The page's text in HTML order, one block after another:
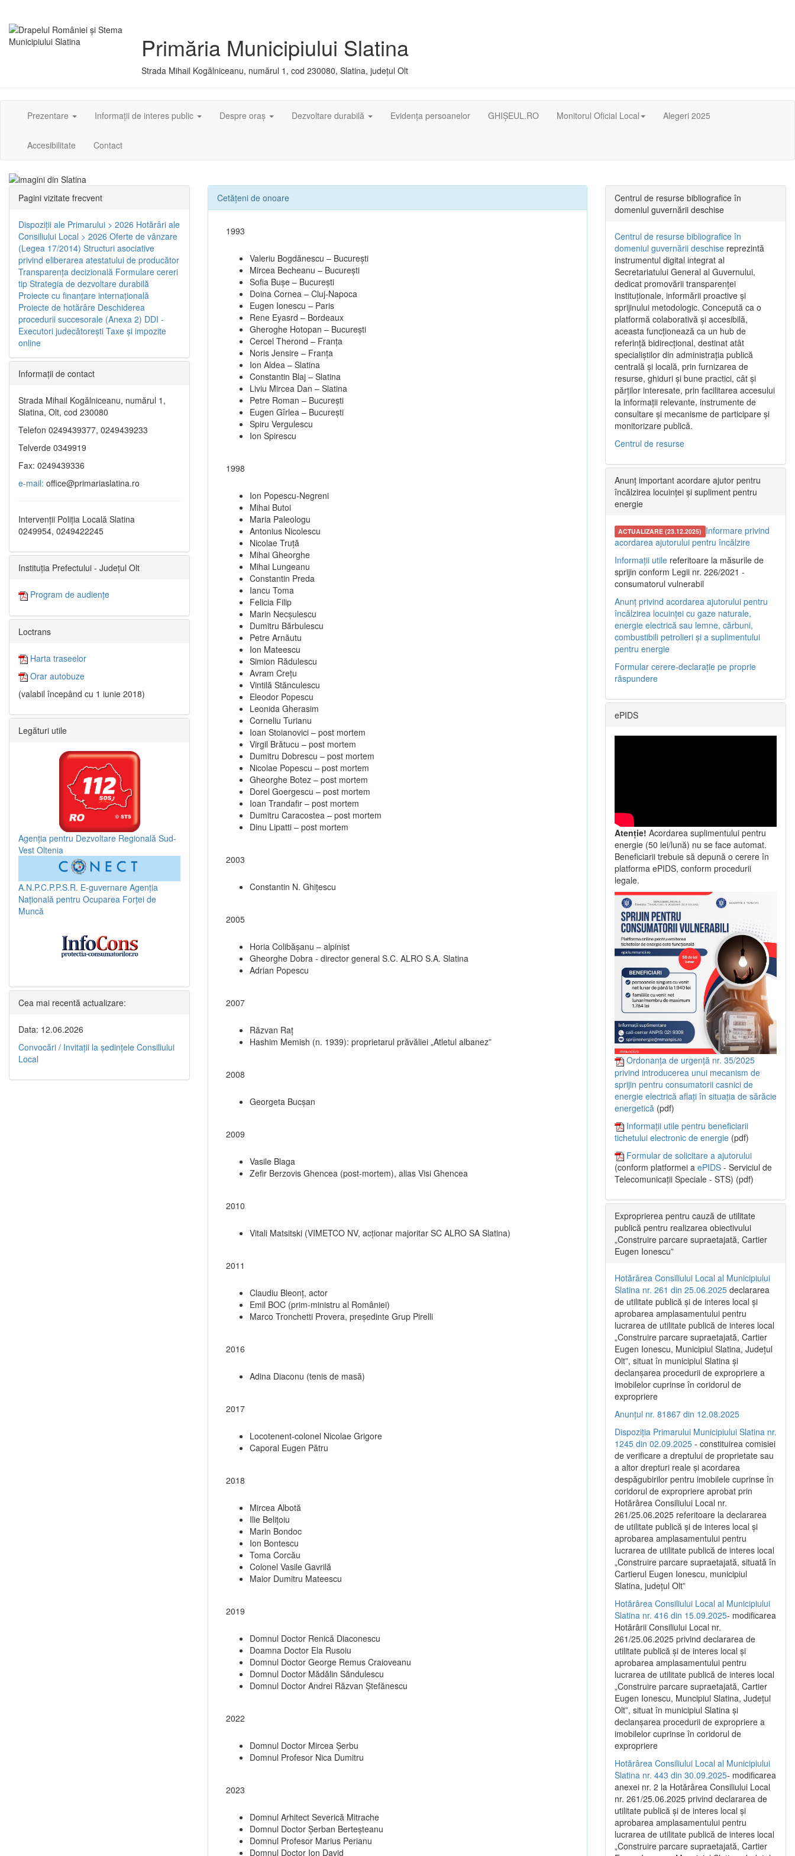
Primăria Municipiului Slatina
Strada Mihail Kogălniceanu, numărul 1, cod 230080, Slatina, județul Olt
Prezentare Informații de interes public Despre oraș Dezvoltare durabilă Evidența persoanelor GHIȘEUL.RO Monitorul Oficial Local Alegeri 2025
Accesibilitate Contact
Cetățeni de onoare
1993
Valeriu Bogdănescu – Bucureşti
Mircea Becheanu – Bucureşti
Sofia Buşe – Bucureşti
Doina Cornea – Cluj-Napoca
Eugen Ionescu – Paris
Rene Eyasrd – Bordeaux
Gheroghe Hotopan – Bucureşti
Cercel Therond – Franţa
Noris Jensire – Franţa
Ion Aldea – Slatina
Constantin Blaj – Slatina
Liviu Mircea Dan – Slatina
Petre Roman – Bucureşti
Eugen Gîrlea – Bucureşti
Spiru Vergulescu
Ion Spirescu
1998
Ion Popescu-Negreni
Mihai Butoi
Maria Paleologu
Antonius Nicolescu
Nicolae Truţă
Mihai Gheorghe
Mihai Lungeanu
Constantin Preda
Iancu Toma
Felicia Filip
Marin Necşulescu
Dumitru Bărbulescu
Petre Arnăutu
Ion Mateescu
Simion Rădulescu
Avram Creţu
Vintilă Stănculescu
Eleodor Popescu
Leonida Gherasim
Corneliu Turianu
Ioan Stoianovici – post mortem
Virgil Brătucu – post mortem
Dumitru Dobrescu – post mortem
Nicolae Popescu – post mortem
Gheorghe Botez – post mortem
Dorel Goergescu – post mortem
Ioan Trandafir – post mortem
Dumitru Caracostea – post mortem
Dinu Lipatti – post mortem
2003
Constantin N. Ghiţescu
2005
Horia Colibășanu – alpinist
Gheorghe Dobra - director general S.C. ALRO S.A. Slatina
Adrian Popescu
2007
Răzvan Raț
Hashim Memish (n. 1939): proprietarul prăvăliei „Atletul albanez”
2008
Georgeta Bucșan
2009
Vasile Blaga
Zefir Berzovis Ghencea (post-mortem), alias Visi Ghencea
2010
Vitali Matsitski (VIMETCO NV, acționar majoritar SC ALRO SA Slatina)
2011
Claudiu Bleonț, actor
Emil BOC (prim-ministru al României)
Marco Tronchetti Provera, președinte Grup Pirelli
2016
Adina Diaconu (tenis de masă)
2017
Locotenent-colonel Nicolae Grigore
Caporal Eugen Pătru
2018
Mircea Albotă
Ilie Belițoiu
Marin Bondoc
Ion Bontescu
Toma Corcău
Colonel Vasile Gavrilă
Maior Dumitru Mateescu
2019
Domnul Doctor Renică Diaconescu
Doamna Doctor Ela Rusoiu
Domnul Doctor George Remus Craioveanu
Domnul Doctor Mădălin Săndulescu
Domnul Doctor Andrei Răzvan Ștefănescu
2022
Domnul Doctor Mircea Șerbu
Domnul Profesor Nica Dumitru
2023
Domnul Arhitect Severică Mitrache
Domnul Doctor Șerban Berteșteanu
Domnul Profesor Marius Perianu
Domnul Doctor Ion David
Pagini vizitate frecvent
Dispoziţii ale Primarului > 2026 Hotărâri ale
Consiliului Local > 2026 Oferte de vânzare
(Legea 17/2014) Structuri asociative
privind eliberarea atestatului de producător
Transparenţa decizională Formulare cereri
tip Strategia de dezvoltare durabilă
Proiecte cu finanţare internaţională
Proiecte de hotărâre Deschiderea
procedurii succesorale (Anexa 2) DDI -
Executori judecătorești Taxe şi impozite
online
Informaţii de contact
Strada Mihail Kogălniceanu, numărul 1,
Slatina, Olt, cod 230080
Telefon 0249439377, 0249439233
Telverde 0349919
Fax: 0249439336
e-mail: office@primariaslatina.ro
Intervenții Poliția Locală Slatina
0249954, 0249422245
Instituția Prefectului - Județul Olt
Program de audiențe
Loctrans
Harta traseelor
Orar autobuze
(valabil începând cu 1 iunie 2018)
Legături utile
Agenția pentru Dezvoltare Regională Sud-
Vest Oltenia
A.N.P.C.P.P.S.R. E-guvernare Agenția
Națională pentru Ocuparea Forței de
Muncă
Cea mai recentă actualizare:
Data: 12.06.2026
Convocări / Invitaţii la şedinţele Consiliului
Local
Centrul de resurse bibliografice în
domeniul guvernării deschise
Centrul de resurse bibliografice în
domeniul guvernării deschise reprezintă
instrumentul digital integrat al
Secretariatului General al Guvernului,
dedicat promovării transparenței
instituționale, informării proactive și
sprijinului metodologic. Concepută ca o
platformă colaborativă și accesibilă,
aceasta funcționează ca un hub de
referință bidirecțional, destinat atât
specialiștilor din administrația publică
centrală și locală, prin furnizarea de
resurse, ghiduri și bune practici, cât și
părților interesate, prin facilitarea accesului
la informații relevante, instrumente de
consultare și mecanisme de participare și
monitorizare publică.
Centrul de resurse
Anunț important acordare ajutor pentru
încălzirea locuinței și supliment pentru
energie
ACTUALIZARE (23.12.2025) Informare privind
acordarea ajutorului pentru încălzire
Informații utile referitoare la măsurile de
sprijin conform Legii nr. 226/2021 -
consumatorul vulnerabil
Anunț privind acordarea ajutorului pentru
încălzirea locuinței cu gaze naturale,
energie electrică sau lemne, cărbuni,
combustibili petrolieri și a suplimentului
pentru energie
Formular cerere-declarație pe proprie
răspundere
ePIDS
Atenție! Acordarea suplimentului pentru
energie (50 lei/lună) nu se face automat.
Beneficiarii trebuie să depună o cerere în
platforma ePIDS, conform procedurii
legale.
Ordonanța de urgență nr. 35/2025
privind introducerea unui mecanism de
sprijin pentru consumatorii casnici de
energie electrică aflați în situația de sărăcie
energetică (pdf)
Informații utile pentru beneficiarii
tichetului electronic de energie (pdf)
Formular de solicitare a ajutorului
(conform platformei a ePIDS - Serviciul de
Telecomunicații Speciale - STS) (pdf)
Exproprierea pentru cauză de utilitate
publică pentru realizarea obiectivului
„Construire parcare supraetajată, Cartier
Eugen Ionescu”
Hotărârea Consiliului Local al Municipiului
Slatina nr. 261 din 25.06.2025 declararea
de utilitate publică și de interes local și
aprobarea amplasamentului pentru
lucrarea de utilitate publică de interes local
„Construire parcare supraetajată, Cartier
Eugen Ionescu, Municipiul Slatina, Județul
Olt”, situat în municipiul Slatina și
declanșarea procedurii de expropriere a
imobilelor cuprinse în coridorul de
expropriere
Anunțul nr. 81867 din 12.08.2025
Dispoziția Primarului Municipiului Slatina nr.
1245 din 02.09.2025 - constituirea comisiei
de verificare a dreptului de proprietate sau
a altor drepturi reale și acordarea
despăgubirilor pentru imobilele cuprinse în
coridorul de expropriere aprobat prin
Hotărârea Consiliului Local nr.
261/25.06.2025 referitoare la declararea
de utilitate publică și de interes local și
aprobarea amplasamentului pentru
lucrarea de utilitate publică de interes local
„Construire parcare supraetajată, situată în
Cartierul Eugen Ionescu, municipiul
Slatina, județul Olt”
Hotărârea Consiliului Local al Municipiului
Slatina nr. 416 din 15.09.2025- modificarea
Hotărârii Consiliului Local nr.
261/25.06.2025 privind declararea de
utilitate publică și de interes local și
aprobarea amplasamentului pentru
lucrarea de utilitate publică de interes local
„Construire parcare supraetajată, Cartier
Eugen Ionescu, Muncipiul Slatina, Județul
Olt”, situat în municipiul Slatina și
declanșarea procedurii de expropriere a
imobilelor cuprinse în coridorul de
expropriere
Hotărârea Consiliului Local al Municipiului
Slatina nr. 443 din 30.09.2025- modificarea
anexei nr. 2 la Hotărârea Consiliului Local
nr. 261/25.06.2025 privind declararea de
utilitate publică şi de interes local şi
aprobarea amplasamentului pentru
lucrarea de utilitate publică de interes local
„Construire parcare supraetajată, Cartier